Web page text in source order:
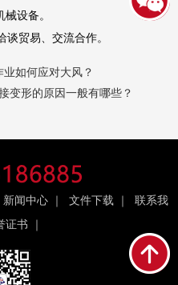
设备。
贸易、交流合作。
如何应对大风？
变形的原因一般有哪些？
新闻中心｜ 文件下载 ｜ 联系我
证书 ｜